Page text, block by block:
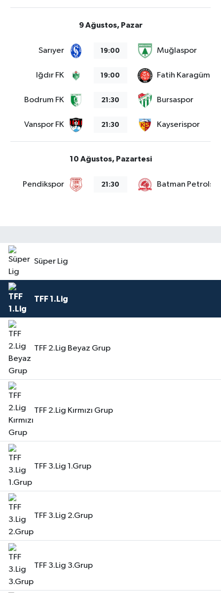
9 Ağustos, Pazar
Sarıyer 19:00 Muğlaspor
Iğdır FK 19:00 Fatih Karagümrük
Bodrum FK 21:30 Bursaspor
Vanspor FK 21:30 Kayserispor
10 Ağustos, Pazartesi
Pendikspor 21:30 Batman
Süper Lig
TFF 1.Lig
TFF 2.Lig Beyaz Grup
TFF 2.Lig Kırmızı Grup
TFF 3.Lig 1.Grup
TFF 3.Lig 2.Grup
TFF 3.Lig 3.Grup